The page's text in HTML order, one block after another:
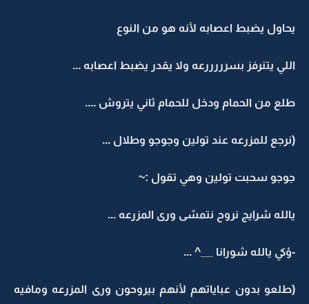
يحاول يضبط اعصابه لأنه هو من النوع
اللي يتنرفز بسرررررعه ولا يقدر يضبط اعصابه ...
طلع من الحمام ودخل للحمام ثاني يتروش ....
(نرجع للمزرعه عند تولين وجوجو وطلال ...
جوجو سحبت تولين وهي تقول :~
يالله شرايج نروح نتمشى ورى المزرعه ...
-ؤكي يالله شورانا __^ ...
(طلعو بدون عباياتهم لأنهم بيروحون ورى المزرعه ومافيه